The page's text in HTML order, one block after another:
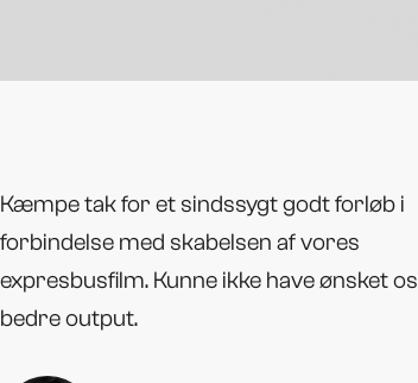
Kæmpe tak for et sindssygt godt forløb i
forbindelse med skabelsen af vores
expresbusfilm. Kunne ikke have ønsket os
bedre output.